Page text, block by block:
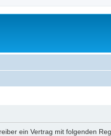
ein Vertrag mit folgenden